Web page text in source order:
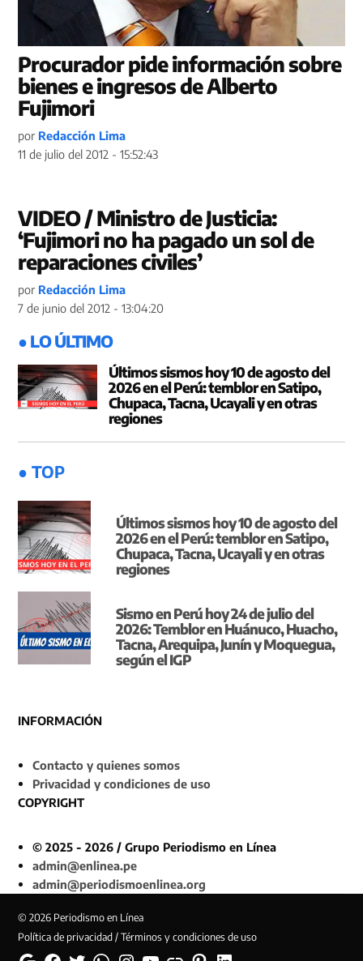
Procurador pide información sobre
bienes e ingresos de Alberto
Fujimori
por Redacción Lima
11 de julio del 2012 - 15:52:43
VIDEO / Ministro de Justicia:
‘Fujimori no ha pagado un sol de
reparaciones civiles’
por Redacción Lima
7 de junio del 2012 - 13:04:20
● LO ÚLTIMO
Últimos sismos hoy 10 de agosto del
2026 en el Perú: temblor en Satipo,
Chupaca, Tacna, Ucayali y en otras
regiones
● TOP
Últimos sismos hoy 10 de agosto del
2026 en el Perú: temblor en Satipo,
Chupaca, Tacna, Ucayali y en otras
regiones
Sismo en Perú hoy 24 de julio del
2026: Temblor en Huánuco, Huacho,
Tacna, Arequipa, Junín y Moquegua,
según el IGP
INFORMACIÓN
Contacto y quienes somos
Privacidad y condiciones de uso
COPYRIGHT
© 2025 - 2026 / Grupo Periodismo en Línea
admin@enlinea.pe
admin@periodismoenlinea.org
© 2026 Periodismo en Línea
Política de privacidad / Términos y condiciones de uso